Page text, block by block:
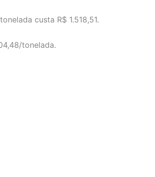
custa R$ 1.518,51.
tonelada.